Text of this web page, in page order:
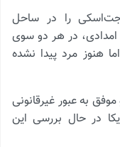
جت‌اسکی را در ساحل
امدادی، در هر دو سوی
هنوز مرد پیدا نشده
به عبور غیرقانونی
در حال بررسی این